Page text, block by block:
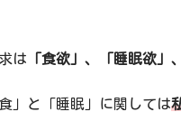
は 「食欲」、「睡眠欲」
」と「睡眠」に関しては